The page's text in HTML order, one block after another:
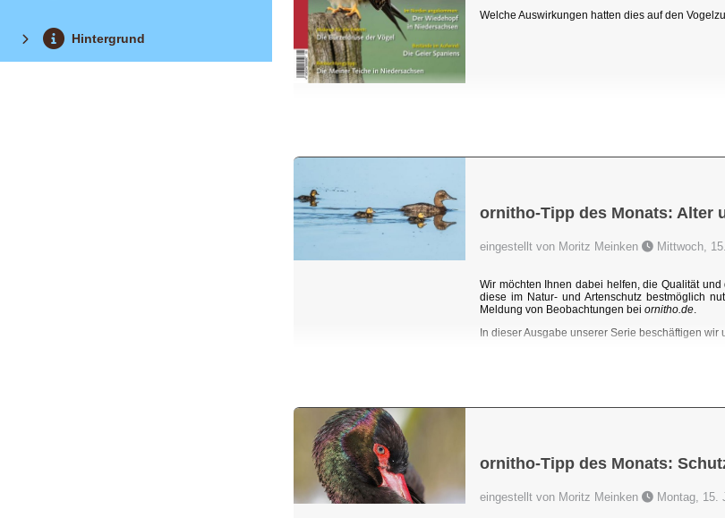
Hintergrund
Welche Auswirkungen hatten dies auf den
ornitho-Tipp des Monats: Alter
eingestellt von Moritz Meinken Mittwoch,
Wir möchten Ihnen dabei helfen, die Qualität
diese im Natur- und Artenschutz bestmöglich
Meldung von Beobachtungen bei ornitho.de.
In dieser Ausgabe unserer Serie beschäftigen wir
ornitho-Tipp des Monats:
eingestellt von Moritz Meinken Montag, 15.